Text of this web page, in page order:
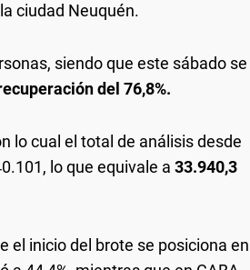
ciudad Neuquén.
siendo que este sábado se
del 76,8%.
lo cual el total de análisis desde
lo que equivale a 33.940,3
el inicio del brote se posiciona en